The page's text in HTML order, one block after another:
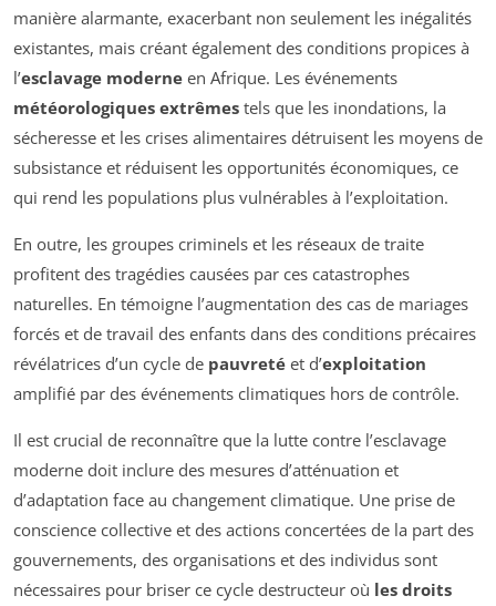
manière alarmante, exacerbant non seulement les inégalités
existantes, mais créant également des conditions propices à
l’esclavage moderne en Afrique. Les événements
météorologiques extrêmes tels que les inondations, la
sécheresse et les crises alimentaires détruisent les moyens de
subsistance et réduisent les opportunités économiques, ce
qui rend les populations plus vulnérables à l’exploitation.
En outre, les groupes criminels et les réseaux de traite
profitent des tragédies causées par ces catastrophes
naturelles. En témoigne l’augmentation des cas de mariages
forcés et de travail des enfants dans des conditions précaires
révélatrices d’un cycle de pauvreté et d’exploitation
amplifié par des événements climatiques hors de contrôle.
Il est crucial de reconnaître que la lutte contre l’esclavage
moderne doit inclure des mesures d’atténuation et
d’adaptation face au changement climatique. Une prise de
conscience collective et des actions concertées de la part des
gouvernements, des organisations et des individus sont
nécessaires pour briser ce cycle destructeur où les droits